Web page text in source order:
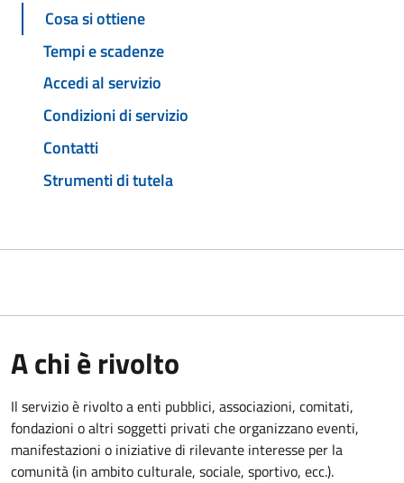
Cosa si ottiene
Tempi e scadenze
Accedi al servizio
Condizioni di servizio
Contatti
Strumenti di tutela
A chi è rivolto
Il servizio è rivolto a enti pubblici, associazioni, comitati,
fondazioni o altri soggetti privati che organizzano eventi,
manifestazioni o iniziative di rilevante interesse per la
comunità (in ambito culturale, sociale, sportivo, ecc.).